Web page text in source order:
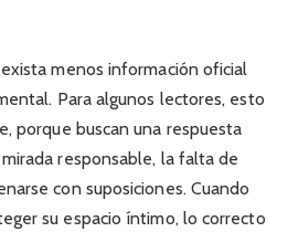
menos información oficial
Para algunos lectores, esto
porque buscan una respuesta
responsable, la falta de
con suposiciones. Cuando
su espacio íntimo, lo correcto